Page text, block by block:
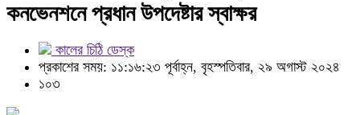
কনভেনশনে প্রধান উপদেষ্টার স্বাক্ষর
কালের চিঠি ডেস্ক
প্রকাশের সময়: ১১:১৬:২৩ পূর্বাহ্ন, বৃহস্পতিবার, ২৯ অগাস্ট ২০২৪
১০৩